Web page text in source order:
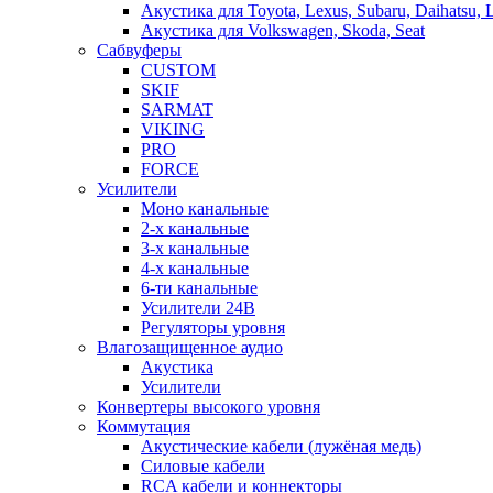
Акустика для Toyota, Lexus, Subaru, Daihatsu,
Акустика для Volkswagen, Skoda, Seat
Сабвуферы
CUSTOM
SKIF
SARMAT
VIKING
PRO
FORCE
Усилители
Моно канальные
2-х канальные
3-х канальные
4-х канальные
6-ти канальные
Усилители 24В
Регуляторы уровня
Влагозащищенное аудио
Акустика
Усилители
Конвертеры высокого уровня
Коммутация
Акустические кабели (лужёная медь)
Силовые кабели
RCA кабели и коннекторы